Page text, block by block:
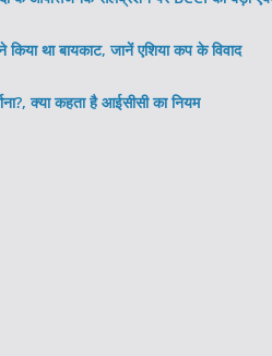
था बायकाट, जानें एशिया कप के विवाद
क्या कहता है आईसीसी का नियम